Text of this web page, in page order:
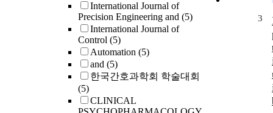
International Journal of
Precision Engineering and (5)
International Journal of
Control (5)
Automation (5)
and (5)
한국간호과학회 학술대회
(5)
CLINICAL
3